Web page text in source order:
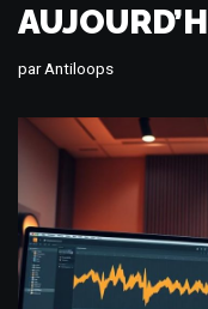
parAntiloops